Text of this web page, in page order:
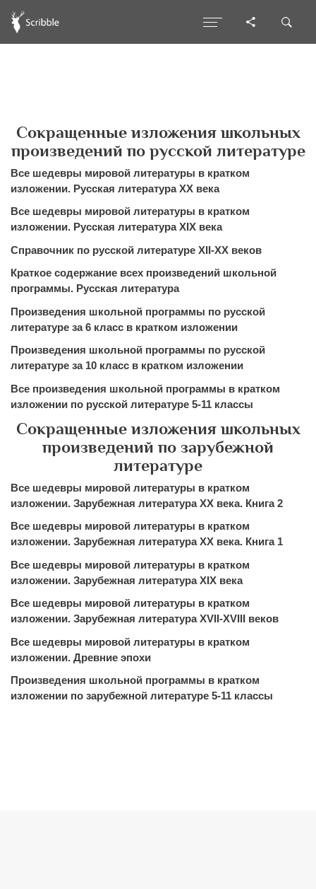
Сокращенные изложения школьных
произведений по русской литературе
Все шедевры мировой литературы в кратком
изложении. Русская литература XX века
Все шедевры мировой литературы в кратком
изложении. Русская литература XIX века
Справочник по русской литературе XII-XX веков
Краткое содержание всех произведений школьной
программы. Русская литература
Произведения школьной программы по русской
литературе за 6 класс в кратком изложении
Произведения школьной программы по русской
литературе за 10 класс в кратком изложении
Все произведения школьной программы в кратком
изложении по русской литературе 5-11 классы
Сокращенные изложения школьных
произведений по зарубежной
литературе
Все шедевры мировой литературы в кратком
изложении. Зарубежная литература XX века. Книга 2
Все шедевры мировой литературы в кратком
изложении. Зарубежная литература XX века. Книга 1
Все шедевры мировой литературы в кратком
изложении. Зарубежная литература XIX века
Все шедевры мировой литературы в кратком
изложении. Зарубежная литература XVII-XVIII веков
Все шедевры мировой литературы в кратком
изложении. Древние эпохи
Произведения школьной программы в кратком
изложении по зарубежной литературе 5-11 классы